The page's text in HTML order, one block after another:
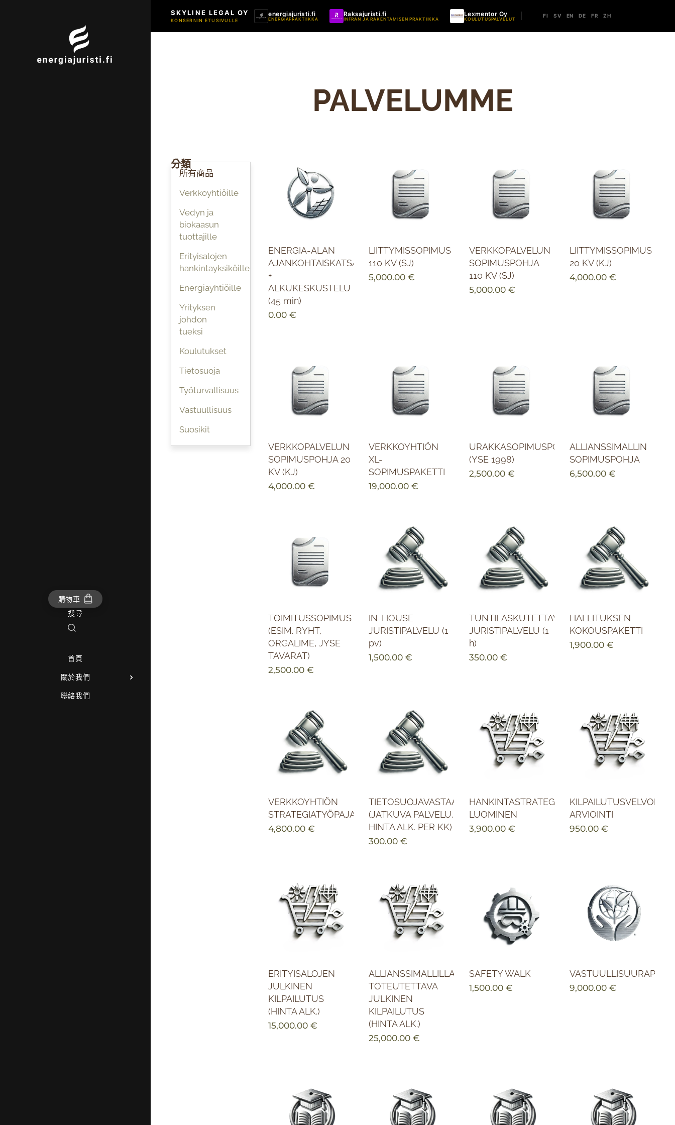
SKYLINE LEGAL OY
KONSERNIN ETUSIVULLE
energiajuristi.fi
ENERGIAPRAKTIIKKA
Raksajuristi.fi
INFRAN JA RAKENTAMISEN PRAKTIIKKA
Lexmentor Oy
KOULUTUSPALVELUT
FI SV EN DE FR ZH
購物車
搜尋
首頁
關於我們
聯絡我們
PALVELUMME
分類
所有商品
Verkkoyhtiöille
Vedyn ja
biokaasun
tuottajille
Erityisalojen
hankintayksiköille
Energiayhtiöille
Yrityksen
johdon
tueksi
Koulutukset
Tietosuoja
Työturvallisuus
Vastuullisuus
Suosikit
ENERGIA-ALAN
AJANKOHTAISKATSAUS
+
ALKUKESKUSTELU
(45 min)
0.00€
LIITTYMISSOPIMUS
110 KV (SJ)
5,000.00€
VERKKOPALVELUN
SOPIMUSPOHJA
110 KV (SJ)
5,000.00€
LIITTYMISSOPIMUS
20 KV (KJ)
4,000.00€
VERKKOPALVELUN
SOPIMUSPOHJA 20
KV (KJ)
4,000.00€
VERKKOYHTIÖN
XL-
SOPIMUSPAKETTI
19,000.00€
URAKKASOPIMUSPOHJA
(YSE 1998)
2,500.00€
ALLIANSSIMALLIN
SOPIMUSPOHJA
6,500.00€
TOIMITUSSOPIMUS
(ESIM. RYHT,
ORGALIME, JYSE
TAVARAT)
2,500.00€
IN-HOUSE
JURISTIPALVELU (1
pv)
1,500.00€
TUNTILASKUTETTAVA
JURISTIPALVELU (1
h)
350.00€
HALLITUKSEN
KOKOUSPAKETTI
1,900.00€
VERKKOYHTIÖN
STRATEGIATYÖPAJA
4,800.00€
TIETOSUOJAVASTAAVA
(JATKUVA PALVELU,
HINTA ALK. PER KK)
300.00€
HANKINTASTRATEGIAN
LUOMINEN
3,900.00€
ARVIOINTI
950.00€
ERITYISALOJEN
JULKINEN
KILPAILUTUS
(HINTA ALK.)
15,000.00€
ALLIANSSIMALLILLA
TOTEUTETTAVA
JULKINEN
KILPAILUTUS
(HINTA ALK.)
25,000.00€
SAFETY WALK
1,500.00€
9,000.00€